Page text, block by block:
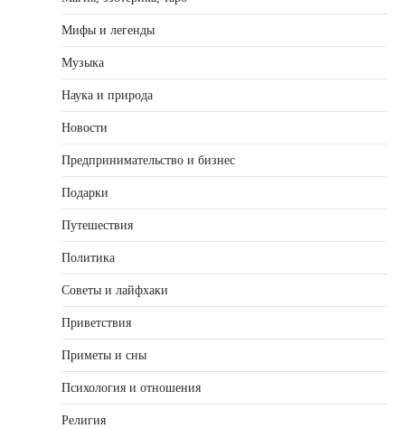
Мифы и легенды
Музыка
Наука и природа
Новости
Предпринимательство и бизнес
Подарки
Путешествия
Политика
Советы и лайфхаки
Приветствия
Приметы и сны
Психология и отношения
Религия